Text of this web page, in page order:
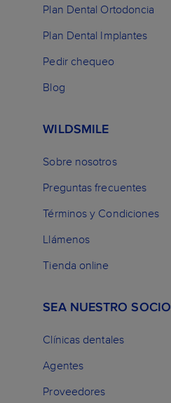
Plan Dental Ortodoncia
Plan Dental Implantes
Pedir chequeo
Blog
WILDSMILE
Sobre nosotros
Preguntas frecuentes
Términos y Condiciones
Llámenos
Tienda online
SEA NUESTRO SOCIO
Clínicas dentales
Agentes
Proveedores